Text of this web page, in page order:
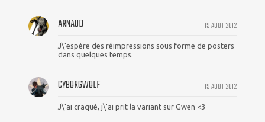
19 AOUT 2012
ARNAUD
J\'espère des réimpressions sous forme de posters
dans quelques temps.
19 AOUT 2012
CYBORGWOLF
J\'ai craqué, j\'ai prit la variant sur Gwen <3